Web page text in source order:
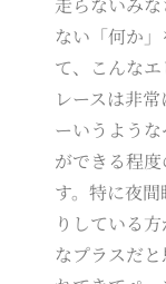
走らないみ
ない「何か
て、こんな
レースは非
ーいうよう
ができる程
す。特に夜
りしている
なプラスだ